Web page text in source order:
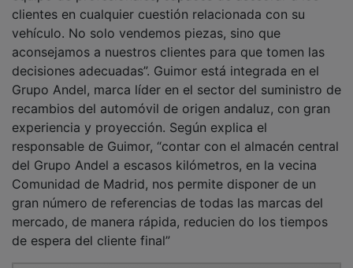
clientes en cualquier cuestión relacionada con su
vehículo. No solo vendemos piezas, sino que
aconsejamos a nuestros clientes para que tomen las
decisiones adecuadas”. Guimor está integrada en el
Grupo Andel, marca líder en el sector del suministro de
recambios del automóvil de origen andaluz, con gran
experiencia y proyección. Según explica el
responsable de Guimor, “contar con el almacén central
del Grupo Andel a escasos kilómetros, en la vecina
Comunidad de Madrid, nos permite disponer de un
gran número de referencias de todas las marcas del
mercado, de manera rápida, reducien do los tiempos
de espera del cliente final”